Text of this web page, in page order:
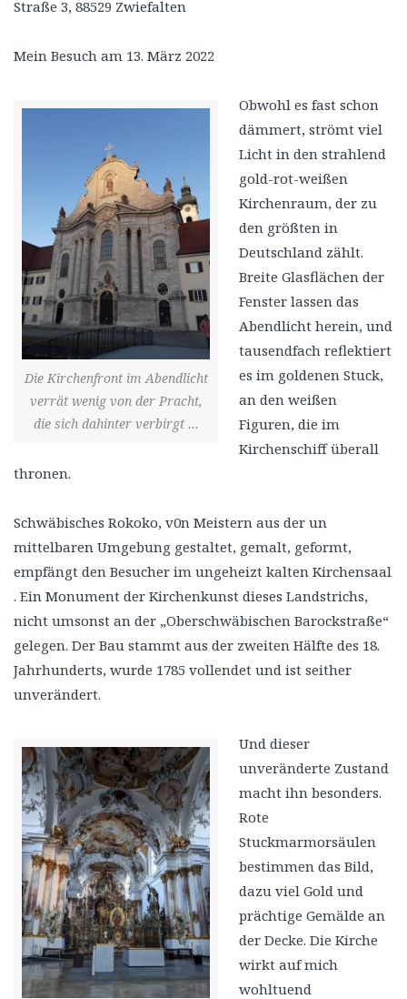
Straße 3, 88529 Zwiefalten
Mein Besuch am 13. März 2022
Die Kirchenfront im Abendlicht
verrät wenig von der Pracht,
die sich dahinter verbirgt …
Obwohl es fast schon
dämmert, strömt viel
Licht in den strahlend
gold-rot-weißen
Kirchenraum, der zu
den größten in
Deutschland zählt.
Breite Glasflächen der
Fenster lassen das
Abendlicht herein, und
tausendfach reflektiert
es im goldenen Stuck,
an den weißen
Figuren, die im
Kirchenschiff überall
thronen.
Schwäbisches Rokoko, v0n Meistern aus der un
mittelbaren Umgebung gestaltet, gemalt, geformt,
empfängt den Besucher im ungeheizt kalten Kirchensaal
. Ein Monument der Kirchenkunst dieses Landstrichs,
nicht umsonst an der „Oberschwäbischen Barockstraße“
gelegen. Der Bau stammt aus der zweiten Hälfte des 18.
Jahrhunderts, wurde 1785 vollendet und ist seither
unverändert.
Und dieser
unveränderte Zustand
macht ihn besonders.
Rote
Stuckmarmorsäulen
bestimmen das Bild,
dazu viel Gold und
prächtige Gemälde an
der Decke. Die Kirche
wirkt auf mich
wohltuend